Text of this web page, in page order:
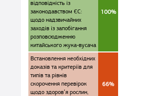
відповідність із
законодавством ЄС:
щодо надзвичайних
заходів із запобігання
розповсюдженню
китайського жука-вусача
100%
Встановлення необхідних
доказів та критеріїв для
типів та рівнів
скорочення перевірок
щодо здоров’я рослин,
66%